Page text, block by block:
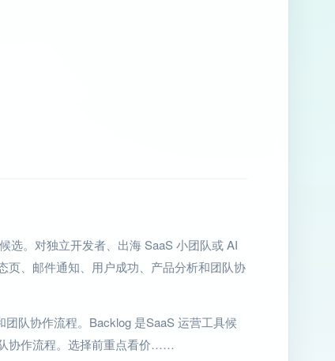
选。对独立开发者、出海 SaaS 小团队或 AI
页、邮件通知、用户成功、产品分析和团队协
队协作流程。Backlog 是SaaS 运营工具候
协作流程。选择前重点看价……